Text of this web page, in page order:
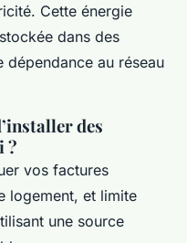
Cette énergie
dans des
dépendance au réseau
des
?
vos factures
logement, et limite
une source